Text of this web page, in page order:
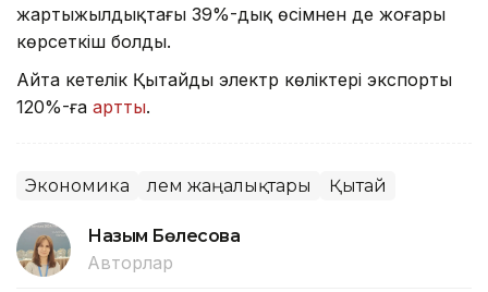
жартыжылдықтағы 39%-дық өсімнен де жоғары
көрсеткіш болды.
Айта кетелік Қытайдың электр көліктері экспорты
120%-ға артты.
Экономика Әлем жаңалықтары Қытай
Назым Бөлесова
Авторлар